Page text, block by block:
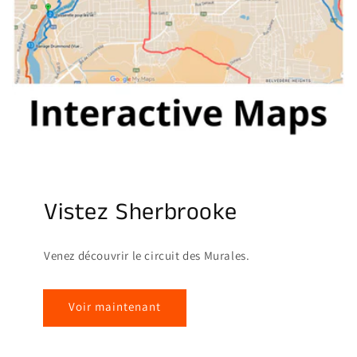
Vistez Sherbrooke
Venez découvrir le circuit des Murales.
Voir maintenant